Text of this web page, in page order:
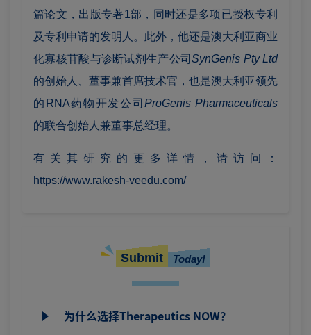
篇论文，出版专著1部，同时还是多项已授权专利
及专利申请的发明人。此外，他还是澳大利亚商业
化寡核苷酸与诊断试剂生产公司SynGenis Pty Ltd
的创始人、董事兼首席技术官，也是澳大利亚领先
的RNA药物开发公司ProGenis Pharmaceuticals
的联合创始人兼董事总经理。
有关其研究的更多详情，请访问：
https://www.rakesh-veedu.com/
Submit Today!
为什么选择Therapeutics NOW？